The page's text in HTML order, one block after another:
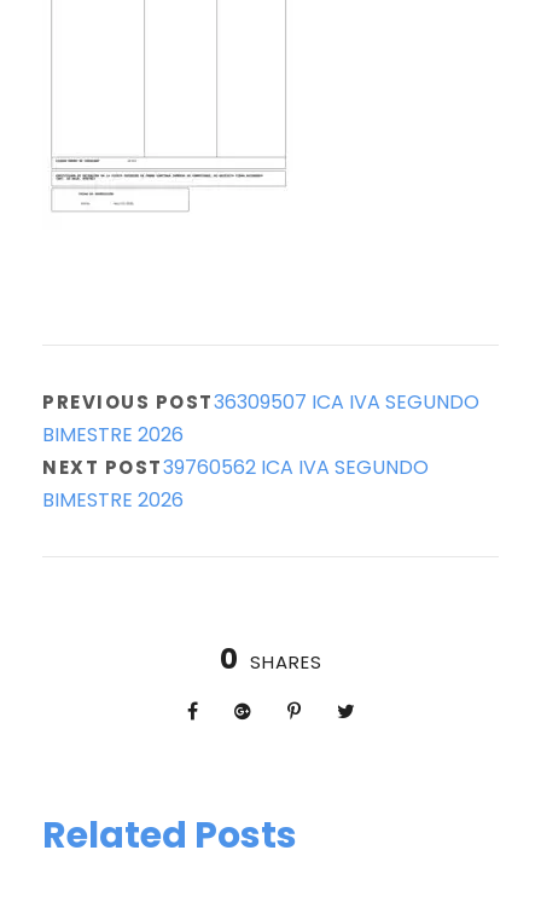
PREVIOUS POST36309507 ICA IVA SEGUNDO
BIMESTRE 2026
NEXT POST39760562 ICA IVA SEGUNDO
BIMESTRE 2026
0 SHARES
Related Posts